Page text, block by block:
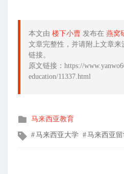
本文由 楼下小曹 发布在 燕窝
文章完整性，并请附上文章来
链接。
原文链接：https://
education/11337.html
发
在
马来西亚教育
文马来西亚大学 马来西亚